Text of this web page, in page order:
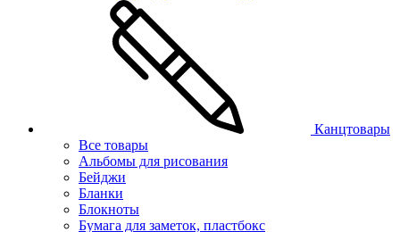
Канцтовары
Все товары
Альбомы для рисования
Бейджи
Бланки
Блокноты
Бумага для заметок, пластбокс